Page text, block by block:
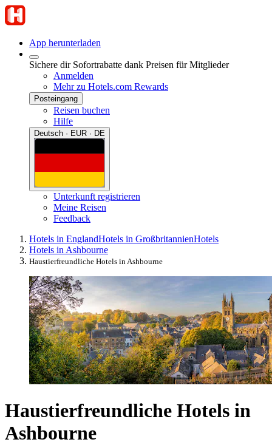
App herunterladen
Sichere dir Sofortrabatte dank Preisen für Mitglieder
Anmelden
Mehr zu Hotels.com Rewards
Posteingang
Reisen buchen
Hilfe
Deutsch · EUR · DE
Unterkunft registrieren
Meine Reisen
Feedback
Hotels in EnglandHotels in GroßbritannienHotels
Hotels in Ashbourne
Haustierfreundliche Hotels in Ashbourne
Haustierfreundliche Hotels in
Ashbourne